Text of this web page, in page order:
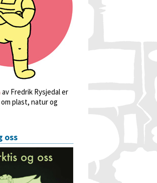
av Fredrik Rysjedal er
plast, natur og
oss